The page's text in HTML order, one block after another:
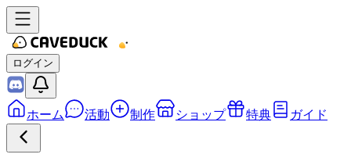
ログイン
ホーム 活動 制作 ショップ 特典 ガイド